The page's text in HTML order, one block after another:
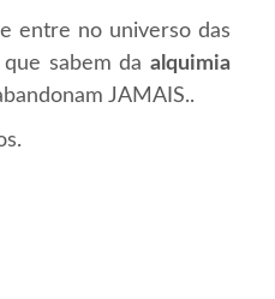
entre no universo das
sabem da alquimia
JAMAIS..